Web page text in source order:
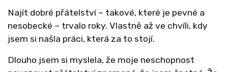
Najít dobré přátelství – takové, které je pevné a
nesobecké – trvalo roky. Vlastně až ve chvíli, kdy
jsem si našla práci, která za to stojí.
Dlouho jsem si myslela, že moje neschopnost